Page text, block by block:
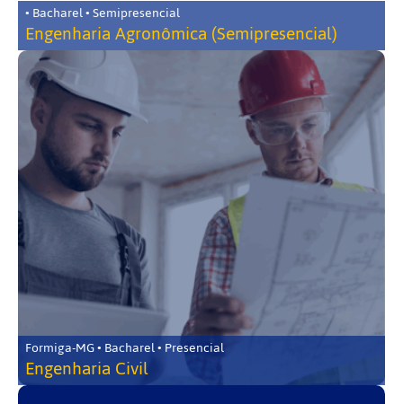
• Bacharel • Semipresencial
Engenharia Agronômica (Semipresencial)
Formiga-MG • Bacharel • Presencial
Engenharia Civil